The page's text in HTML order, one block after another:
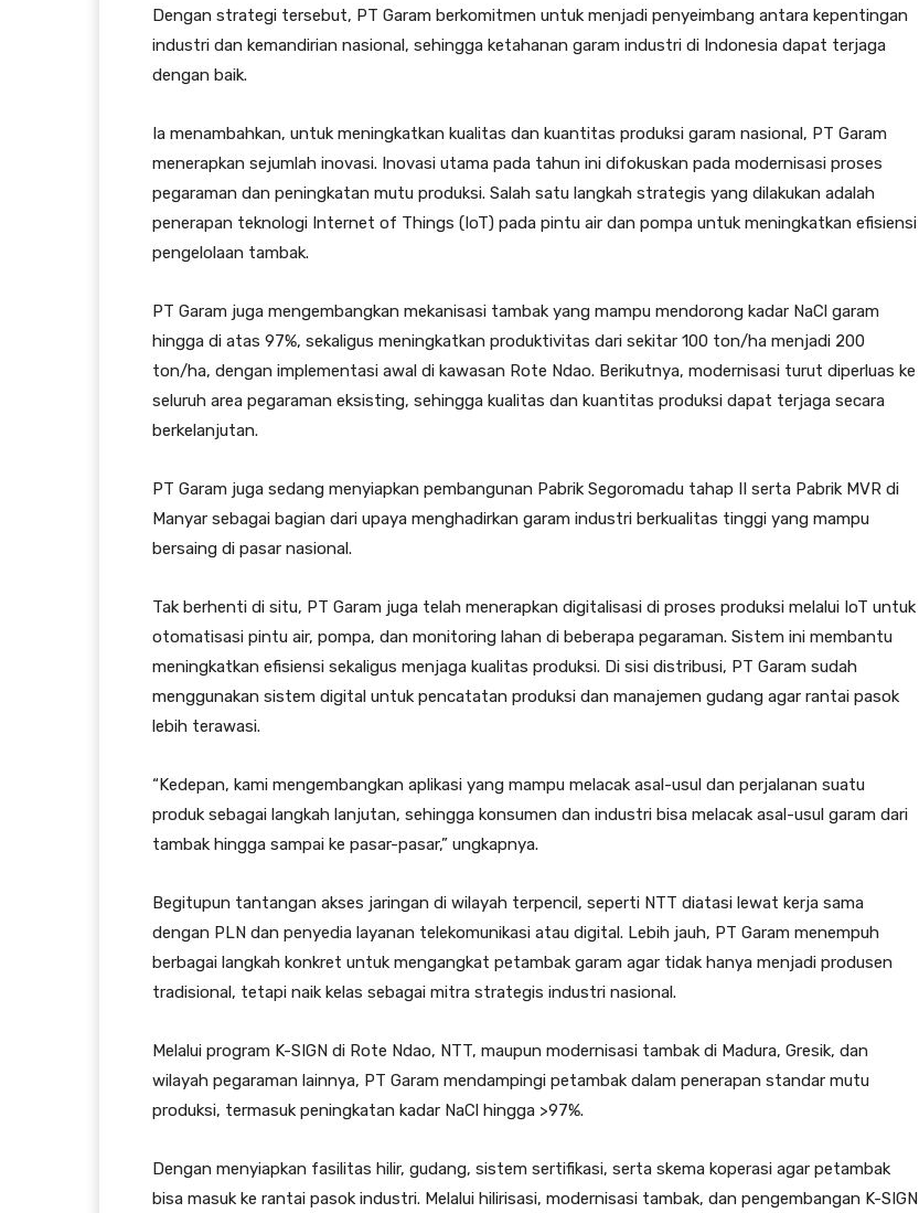
Dengan strategi tersebut, PT Garam berkomitmen untuk menjadi penyeimbang antara kepentingan
industri dan kemandirian nasional, sehingga ketahanan garam industri di Indonesia dapat terjaga
dengan baik.
Ia menambahkan, untuk meningkatkan kualitas dan kuantitas produksi garam nasional, PT Garam
menerapkan sejumlah inovasi. Inovasi utama pada tahun ini difokuskan pada modernisasi proses
pegaraman dan peningkatan mutu produksi. Salah satu langkah strategis yang dilakukan adalah
penerapan teknologi Internet of Things (IoT) pada pintu air dan pompa untuk meningkatkan efisiensi
pengelolaan tambak.
PT Garam juga mengembangkan mekanisasi tambak yang mampu mendorong kadar NaCl garam
hingga di atas 97%, sekaligus meningkatkan produktivitas dari sekitar 100 ton/ha menjadi 200
ton/ha, dengan implementasi awal di kawasan Rote Ndao. Berikutnya, modernisasi turut diperluas ke
seluruh area pegaraman eksisting, sehingga kualitas dan kuantitas produksi dapat terjaga secara
berkelanjutan.
PT Garam juga sedang menyiapkan pembangunan Pabrik Segoromadu tahap II serta Pabrik MVR di
Manyar sebagai bagian dari upaya menghadirkan garam industri berkualitas tinggi yang mampu
bersaing di pasar nasional.
Tak berhenti di situ, PT Garam juga telah menerapkan digitalisasi di proses produksi melalui IoT untuk
otomatisasi pintu air, pompa, dan monitoring lahan di beberapa pegaraman. Sistem ini membantu
meningkatkan efisiensi sekaligus menjaga kualitas produksi. Di sisi distribusi, PT Garam sudah
menggunakan sistem digital untuk pencatatan produksi dan manajemen gudang agar rantai pasok
lebih terawasi.
“Kedepan, kami mengembangkan aplikasi yang mampu melacak asal-usul dan perjalanan suatu
produk sebagai langkah lanjutan, sehingga konsumen dan industri bisa melacak asal-usul garam dari
tambak hingga sampai ke pasar-pasar,” ungkapnya.
Begitupun tantangan akses jaringan di wilayah terpencil, seperti NTT diatasi lewat kerja sama
dengan PLN dan penyedia layanan telekomunikasi atau digital. Lebih jauh, PT Garam menempuh
berbagai langkah konkret untuk mengangkat petambak garam agar tidak hanya menjadi produsen
tradisional, tetapi naik kelas sebagai mitra strategis industri nasional.
Melalui program K-SIGN di Rote Ndao, NTT, maupun modernisasi tambak di Madura, Gresik, dan
wilayah pegaraman lainnya, PT Garam mendampingi petambak dalam penerapan standar mutu
produksi, termasuk peningkatan kadar NaCl hingga >97%.
Dengan menyiapkan fasilitas hilir, gudang, sistem sertifikasi, serta skema koperasi agar petambak
bisa masuk ke rantai pasok industri. Melalui hilirisasi, modernisasi tambak, dan pengembangan K-SIGN